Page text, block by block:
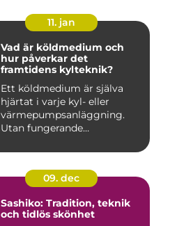
11. jan
Vad är köldmedium och
hur påverkar det
framtidens kylteknik?
Ett köldmedium är själva
hjärtat i varje kyl- eller
värmepumpsanläggning.
Utan fungerande
09. dec
Sashiko: Tradition, teknik
och tidlös skönhet